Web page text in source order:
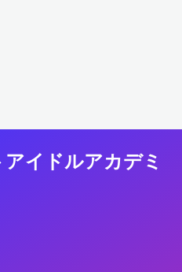
イドルアカデミ